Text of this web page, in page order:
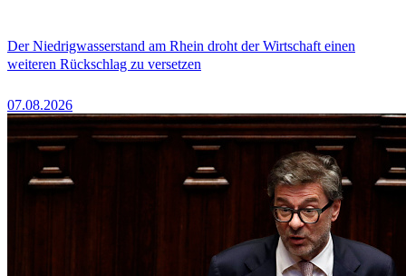
Der Niedrigwasserstand am Rhein droht der Wirtschaft einen
weiteren Rückschlag zu versetzen
07.08.2026